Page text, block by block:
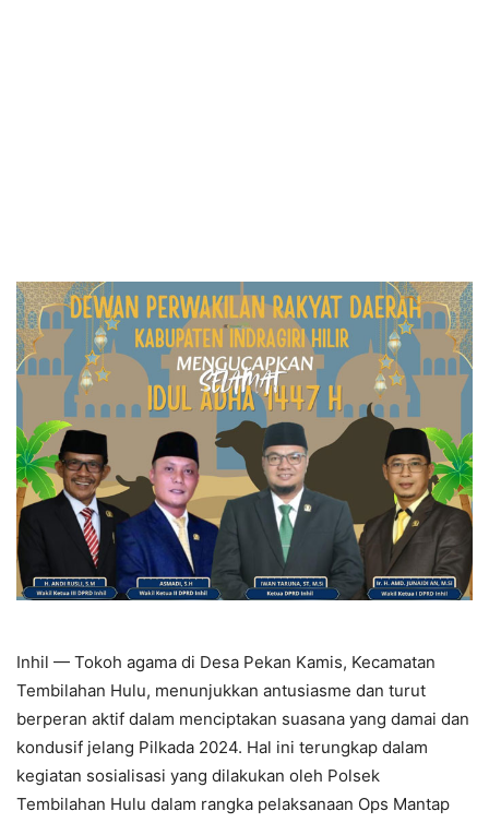
Inhil — Tokoh agama di Desa Pekan Kamis, Kecamatan
Tembilahan Hulu, menunjukkan antusiasme dan turut
berperan aktif dalam menciptakan suasana yang damai dan
kondusif jelang Pilkada 2024. Hal ini terungkap dalam
kegiatan sosialisasi yang dilakukan oleh Polsek
Tembilahan Hulu dalam rangka pelaksanaan Ops Mantap